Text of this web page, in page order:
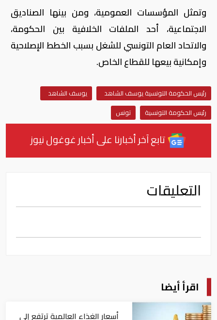
وتمثل المؤسسات العمومية، ومن بينها الصناديق
الاجتماعية، أحد الملفات الخلافية بين الحكومة،
والاتحاد العام التونسي للشغل بسبب الخطط الإصلاحية
وإمكانية بيعها للقطاع الخاص.
رئيس الحكومة التونسية يوسف الشاهد
يوسف الشاهد
رئيس الحكومة التونسية
تونس
تابع آخر أخبارنا على أخبار غوغول نيوز
التعليقات
اقرأ أيضا
أسعار الغذاء العالمية ترتفع إلى